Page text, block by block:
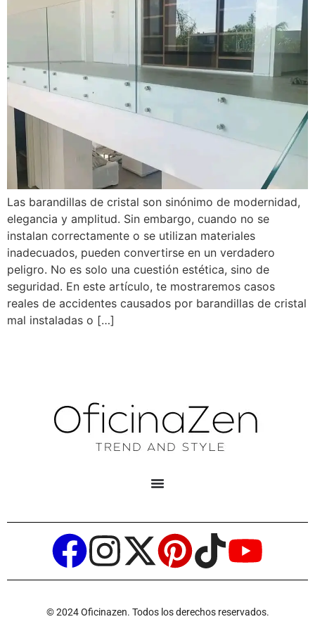
Las barandillas de cristal son sinónimo de modernidad,
elegancia y amplitud. Sin embargo, cuando no se
instalan correctamente o se utilizan materiales
inadecuados, pueden convertirse en un verdadero
peligro. No es solo una cuestión estética, sino de
seguridad. En este artículo, te mostraremos casos
reales de accidentes causados por barandillas de cristal
mal instaladas o […]
© 2024 Oficinazen. Todos los derechos reservados.